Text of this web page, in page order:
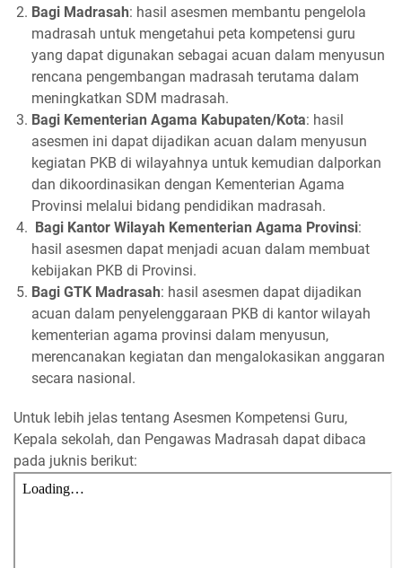
Bagi Madrasah: hasil asesmen membantu pengelola
madrasah untuk mengetahui peta kompetensi guru
yang dapat digunakan sebagai acuan dalam menyusun
rencana pengembangan madrasah terutama dalam
meningkatkan SDM madrasah.
Bagi Kementerian Agama Kabupaten/Kota: hasil
asesmen ini dapat dijadikan acuan dalam menyusun
kegiatan PKB di wilayahnya untuk kemudian dalporkan
dan dikoordinasikan dengan Kementerian Agama
Provinsi melalui bidang pendidikan madrasah.
Bagi Kantor Wilayah Kementerian Agama Provinsi:
hasil asesmen dapat menjadi acuan dalam membuat
kebijakan PKB di Provinsi.
Bagi GTK Madrasah: hasil asesmen dapat dijadikan
acuan dalam penyelenggaraan PKB di kantor wilayah
kementerian agama provinsi dalam menyusun,
merencanakan kegiatan dan mengalokasikan anggaran
secara nasional.
Untuk lebih jelas tentang Asesmen Kompetensi Guru,
Kepala sekolah, dan Pengawas Madrasah dapat dibaca
pada juknis berikut: